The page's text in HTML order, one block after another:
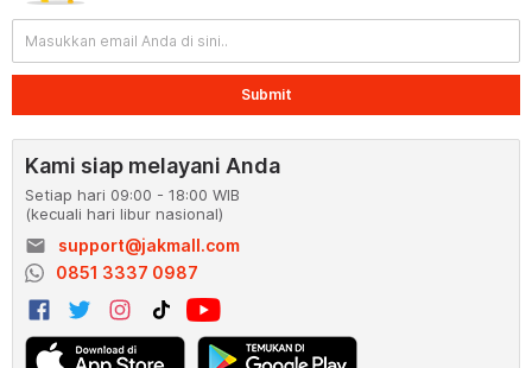
Submit
Kami siap melayani Anda
Setiap hari 09:00 - 18:00 WIB
(kecuali hari libur nasional)
email
support@jakmall.com
0851 3337 0987